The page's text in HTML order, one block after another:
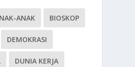
ANAK BIOSKOP
DEMOKRASI
DUNIA KERJA